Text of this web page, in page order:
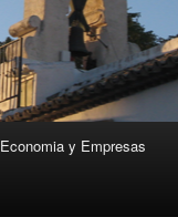
Economia y Empresas